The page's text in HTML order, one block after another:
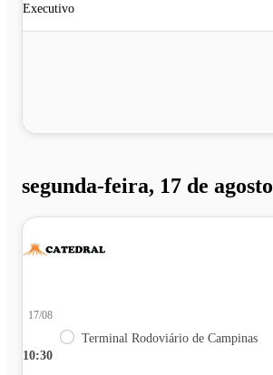
Executivo
segunda-feira, 17 de agosto
10:30
17/08
Terminal Rodoviário de Campinas